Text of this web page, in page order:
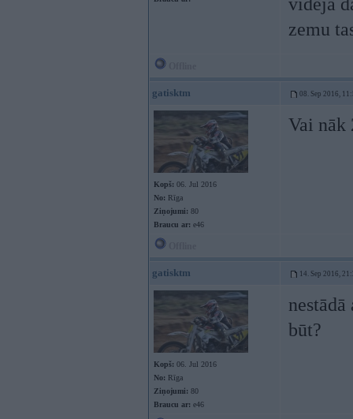
zemu
gatisktm 08. Sep 2016,
Kopš: 06. Jul 2016
No: Rīga
Ziņojumi: 80
Braucu ar: e46
Vai nāk
gatisktm 14. Sep 2016,
Kopš: 06. Jul 2016
No: Rīga
Ziņojumi: 80
Braucu ar: e46
būt?